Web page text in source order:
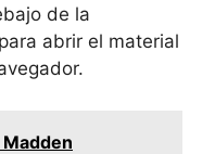
de la
abrir el material